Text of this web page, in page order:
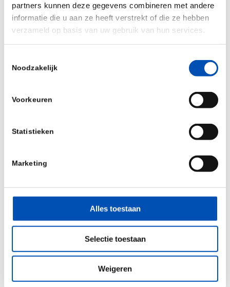
partners kunnen deze gegevens combineren met andere
informatie die u aan ze heeft verstrekt of die ze hebben
verzameld op basis van uw gebruik van hun services.
Noodzakelijk
Voorkeuren
Statistieken
Marketing
Alles toestaan
Selectie toestaan
Weigeren
first served basis. Fee must be fully settled
before the course.
Deel dit stuk